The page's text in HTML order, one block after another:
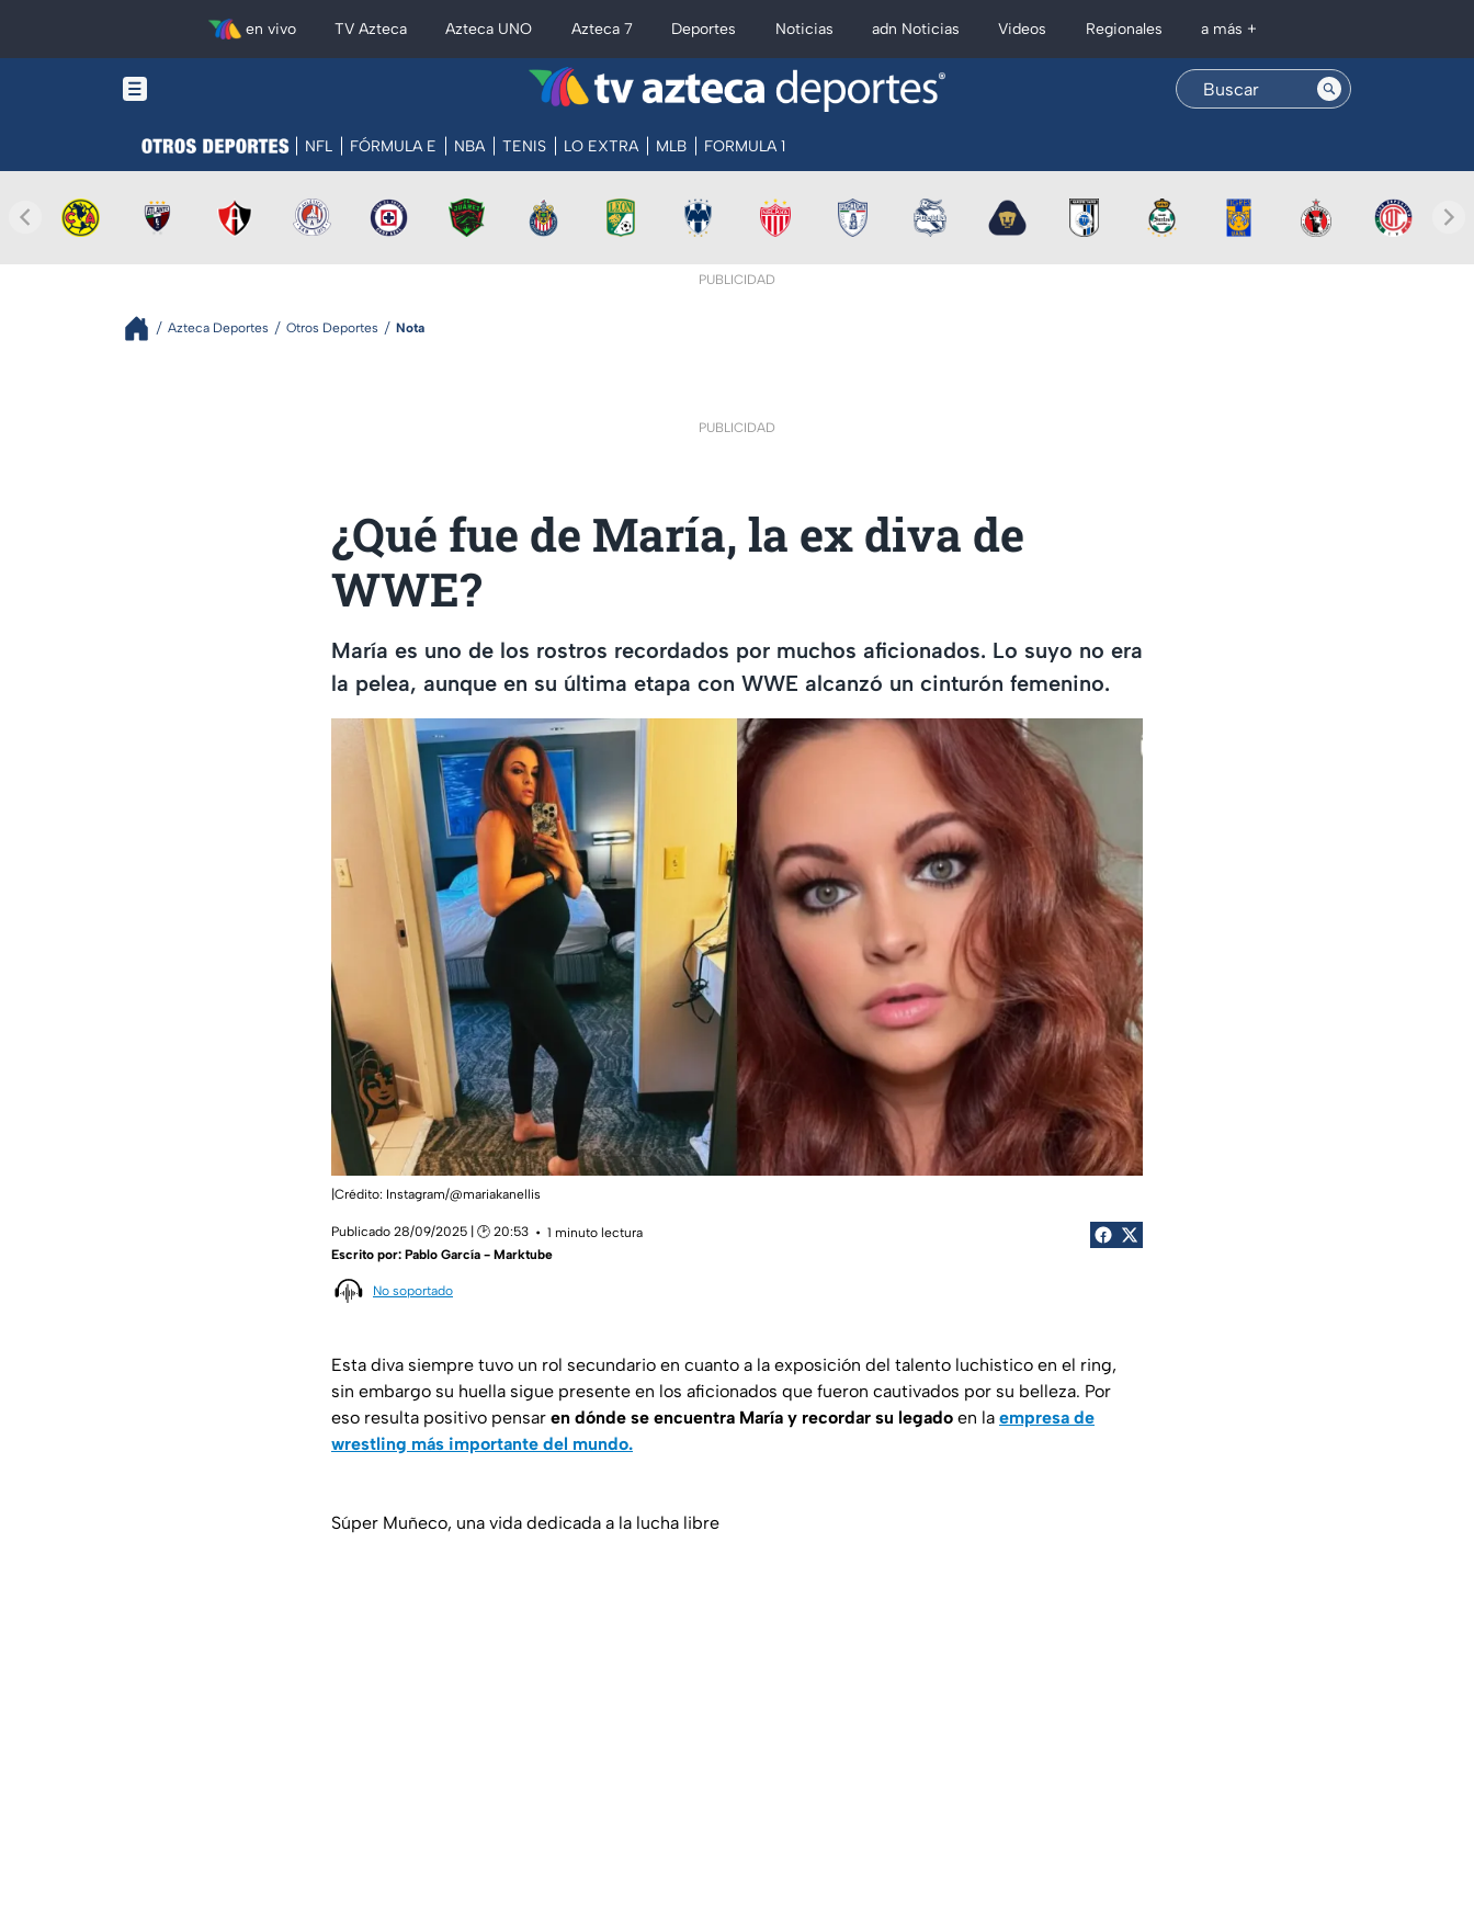
en vivo TV Azteca Azteca UNO Azteca 7 Deportes Noticias adn Noticias Videos Regionales a más +
NFL FÓRMULA E NBA TENIS LO EXTRA MLB FORMULA 1
PUBLICIDAD
Azteca Deportes Otros Deportes Nota
PUBLICIDAD
¿Qué fue de María, la ex diva de
WWE?
María es uno de los rostros recordados por muchos aficionados. Lo suyo no era
la pelea, aunque en su última etapa con WWE alcanzó un cinturón femenino.
|Crédito: Instagram/@mariakanellis
Publicado 28/09/2025 | 🕑 20:53
1 minuto lectura
Escrito por: Pablo García - Marktube
No soportado
Esta diva siempre tuvo un rol secundario en cuanto a la exposición del talento luchistico en el ring,
sin embargo su huella sigue presente en los aficionados que fueron cautivados por su belleza. Por
eso resulta positivo pensar en dónde se encuentra María y recordar su legado en la empresa de
wrestling más importante del mundo.
Súper Muñeco, una vida dedicada a la lucha libre